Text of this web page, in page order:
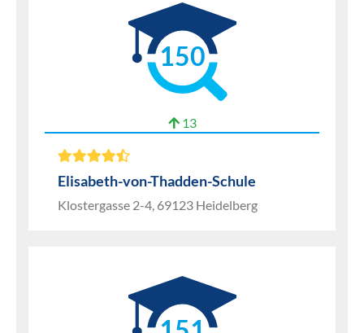
150
13
Elisabeth-von-Thadden-Schule
Klostergasse 2-4, 69123 Heidelberg